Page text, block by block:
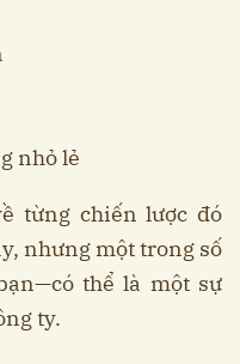
nhỏ lẻ
từng chiến lược đó
nhưng một trong số
thể là một sự
ty.